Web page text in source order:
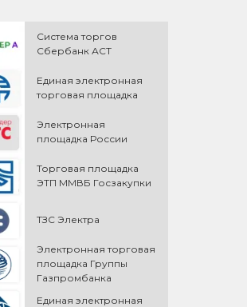
Система торгов
Сбербанк АСТ
Единая электронная
торговая площадка
Электронная
площадка России
Торговая площадка
ЭТП ММВБ Госзакупки
ТЗС Электра
Электронная торговая
площадка Группы
Газпромбанка
Единая электронная